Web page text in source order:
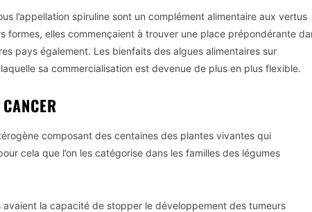
l’appellation spiruline sont un complément alimentaire aux vertus
formes, elles commençaient à trouver une place prépondérante
pays également. Les bienfaits des algues alimentaires sur
sa commercialisation est devenue de plus en plus flexible.
composant des centaines des plantes vivantes qui
cela que l’on les catégorise dans les familles des légumes
la capacité de stopper le développement des tumeurs